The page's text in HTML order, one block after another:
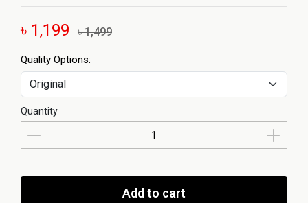
৳ 1,199 ৳ 1,499
Quality Options:
Quantity
Add to cart